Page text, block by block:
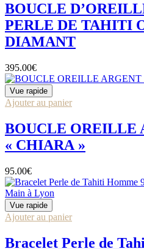
BOUCLE
PERLE DE TAHITI
DIAMANT
395.00€
Vue rapide
Ajouter au panier
BOUCLE OREILLE
« CHIARA »
95.00€
Vue rapide
Ajouter au panier
Bracelet Perle de